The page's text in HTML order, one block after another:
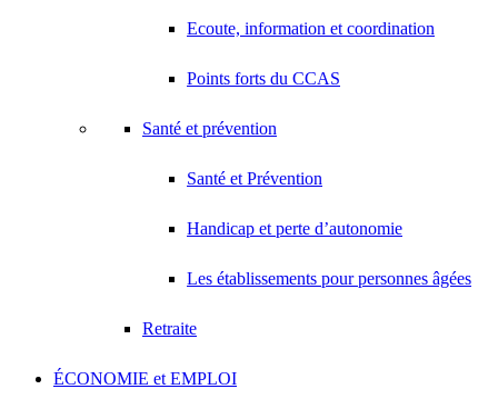
Ecoute, information et coordination
Points forts du CCAS
Santé et prévention
Santé et Prévention
Handicap et perte d’autonomie
Les établissements pour personnes âgées
Retraite
ÉCONOMIE et EMPLOI